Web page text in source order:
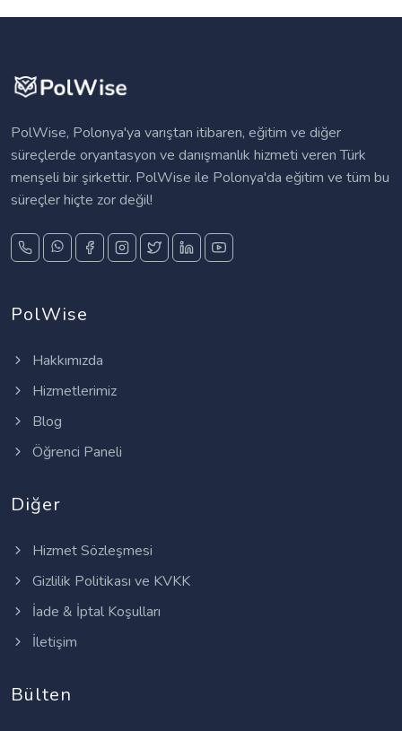
PolWise, Polonya'ya varıştan itibaren, eğitim ve diğer
süreçlerde oryantasyon ve danışmanlık hizmeti veren Türk
menşeli bir şirkettir. PolWise ile Polonya'da eğitim ve tüm bu
süreçler hiçte zor değil!
PolWise
Hakkımızda
Hizmetlerimiz
Blog
Öğrenci Paneli
Diğer
Hizmet Sözleşmesi
Gizlilik Politikası ve KVKK
İade & İptal Koşulları
İletişim
Bülten